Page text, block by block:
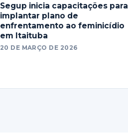
Segup inicia capacitações para
implantar plano de
enfrentamento ao feminicídio
em Itaituba
20 DE MARÇO DE 2026